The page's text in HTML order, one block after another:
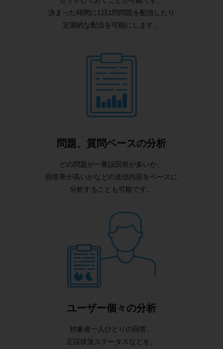
決まった時間に1日1問問題を配信したり
定期的な配信を可能にします。
問題、質問ベースの分析
どの問題が一番誤回答が多いか、
回答率が高いかなどの送信内容をベースに
分析することも可能です。
ユーザー個々の分析
対象者一人ひとりの回答、
正誤状況ステータスなどを、